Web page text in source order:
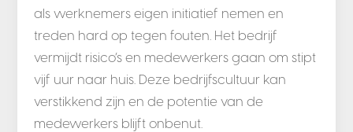
als werknemers eigen initiatief nemen en
treden hard op tegen fouten. Het bedrijf
vermijdt risico’s en medewerkers gaan om stipt
vijf uur naar huis. Deze bedrijfscultuur kan
verstikkend zijn en de potentie van de
medewerkers blijft onbenut.